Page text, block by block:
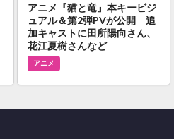
アニメ『猫と竜』本キービジ
ュアル＆第2弾PVが公開 追
加キャストに田所陽向さん、
花江夏樹さんなど
アニメ